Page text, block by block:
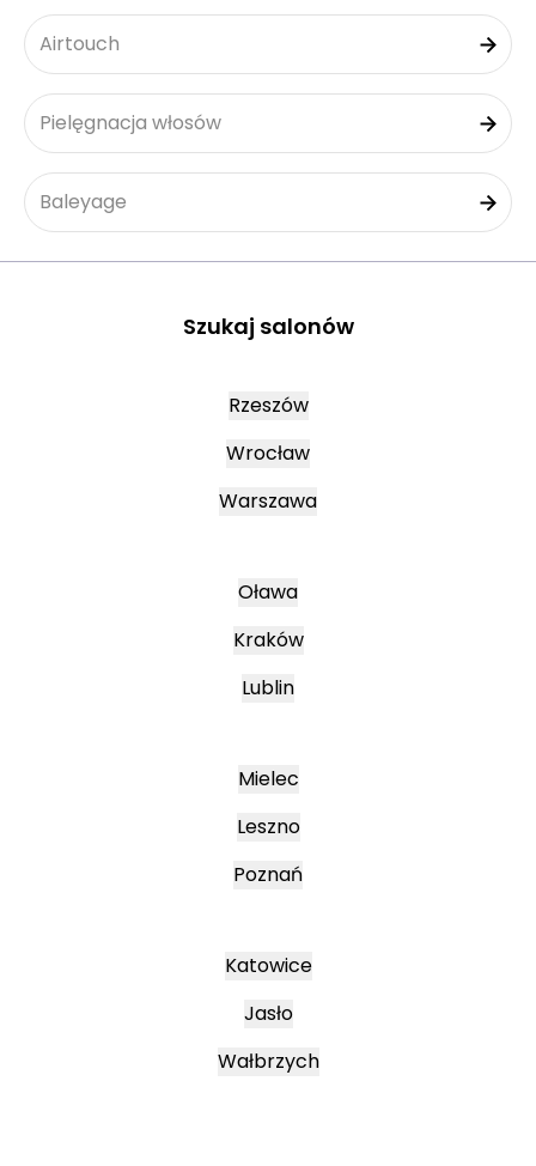
Airtouch
Pielęgnacja włosów
Baleyage
Szukaj salonów
Rzeszów
Wrocław
Warszawa
Oława
Kraków
Lublin
Mielec
Leszno
Poznań
Katowice
Jasło
Wałbrzych